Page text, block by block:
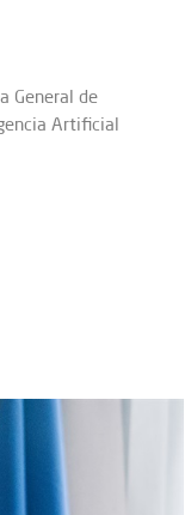
General de
Artificial